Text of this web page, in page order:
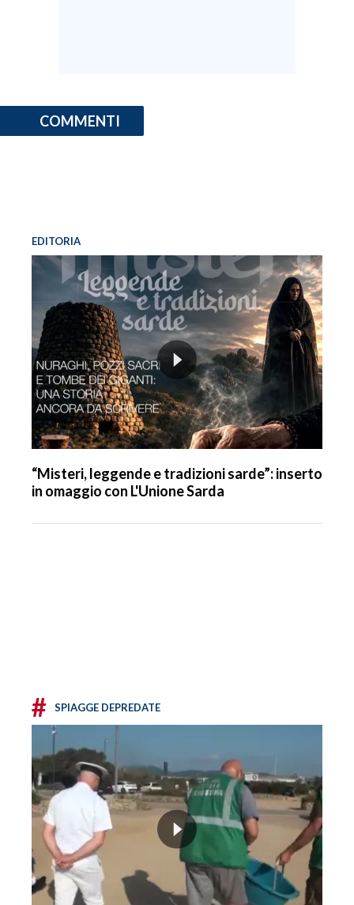
COMMENTI
EDITORIA
“Misteri, leggende e tradizioni sarde”: inserto
in omaggio con L'Unione Sarda
# SPIAGGE DEPREDATE